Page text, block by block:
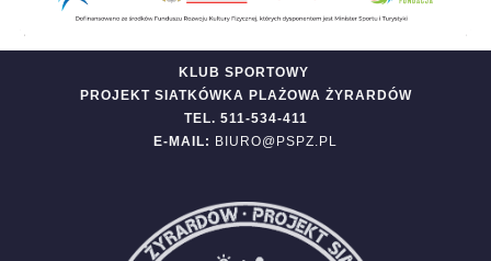
KLUB SPORTOWY
PROJEKT SIATKÓWKA PLAŻOWA ŻYRARDÓW
TEL. 511-534-411
E-MAIL: BIURO@PSPZ.PL